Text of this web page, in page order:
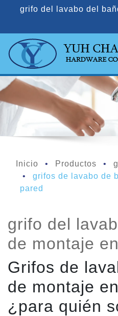
grifo del lavabo del
Inicio Productos
grifos de lavabo de
pared
grifo del
de montaje
Grifos de
de montaje
¿para quién